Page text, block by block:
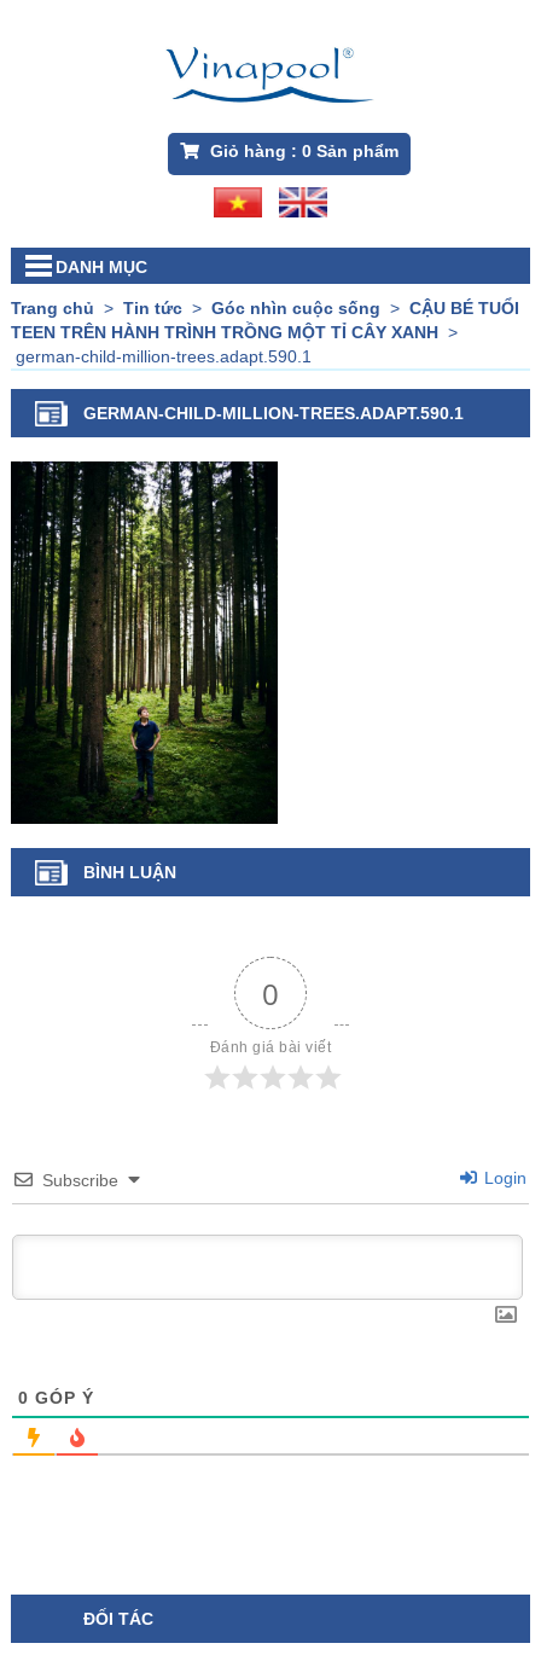
Giỏ hàng : 0Sản phẩm
DANH MỤC
Trang chủ > Tin tức> Góc nhìn cuộc sống > CẬU BÉ TUỔI
TEEN TRÊN HÀNH TRÌNH TRỒNG MỘT TỈ CÂY XANH>
german-child-million-trees.adapt.590.1
GERMAN-CHILD-MILLION-TREES.ADAPT.590.1
BÌNH LUẬN
0
Đánh giá bài viết
Subscribe Login
0 GÓP Ý
ĐỐI TÁC